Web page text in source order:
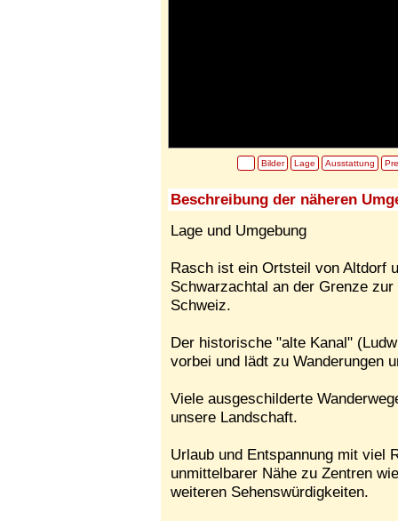
Bilder Lage Ausstattung
Beschreibung der näheren
Lage und Umgebung
Rasch ist ein Ortsteil von Altdorf
Schwarzachtal an der Grenze
Schweiz.
Der historische "alte Kanal"
vorbei und lädt zu Wanderungen
Viele ausgeschilderte
unsere Landschaft.
Urlaub und Entspannung mit viel
unmittelbarer Nähe zu Zentren
weiteren Sehenswürdigkeiten.